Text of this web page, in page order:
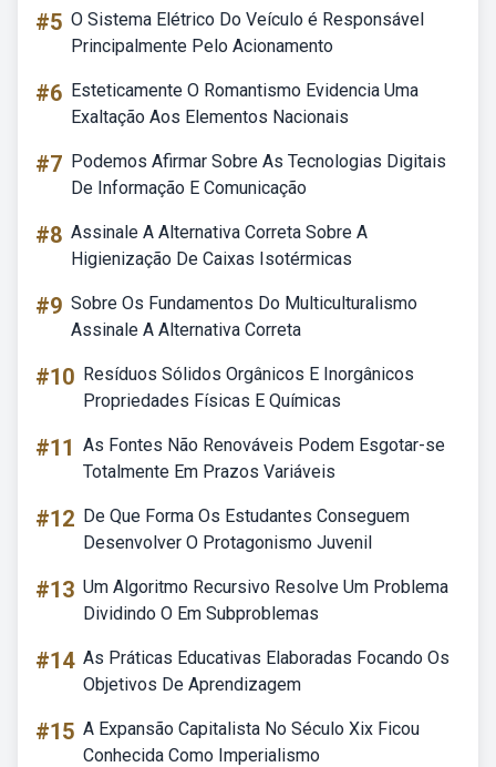
#5 O Sistema Elétrico Do Veículo é Responsável
Principalmente Pelo Acionamento
#6 Esteticamente O Romantismo Evidencia Uma
Exaltação Aos Elementos Nacionais
#7 Podemos Afirmar Sobre As Tecnologias Digitais
De Informação E Comunicação
#8 Assinale A Alternativa Correta Sobre A
Higienização De Caixas Isotérmicas
#9 Sobre Os Fundamentos Do Multiculturalismo
Assinale A Alternativa Correta
#10 Resíduos Sólidos Orgânicos E Inorgânicos
Propriedades Físicas E Químicas
#11 As Fontes Não Renováveis Podem Esgotar-se
Totalmente Em Prazos Variáveis
#12 De Que Forma Os Estudantes Conseguem
Desenvolver O Protagonismo Juvenil
#13 Um Algoritmo Recursivo Resolve Um Problema
Dividindo O Em Subproblemas
#14 As Práticas Educativas Elaboradas Focando Os
Objetivos De Aprendizagem
#15 A Expansão Capitalista No Século Xix Ficou
Conhecida Como Imperialismo